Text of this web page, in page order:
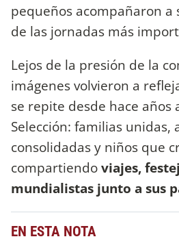
pequeños acompañaron a
de las jornadas más
Lejos de la presión de la
imágenes volvieron a
se repite desde hace años
Selección: familias unidas,
consolidadas y niños que
compartiendoviajes,
mundialistas junto a sus
EN ESTA NOTA